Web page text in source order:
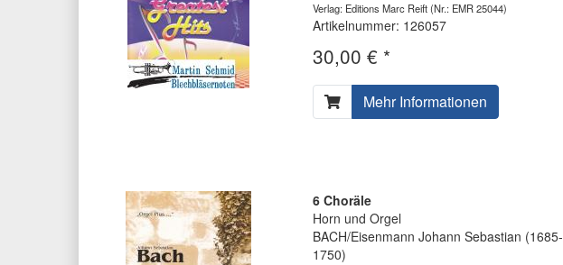
Verlag: Editions Marc Reift(Nr.: EMR 25044)
Artikelnummer: 126057
30,00 € *
Mehr Informationen
6 Choräle
Horn und Orgel
BACH/Eisenmann Johann Sebastian (1685-
1750)